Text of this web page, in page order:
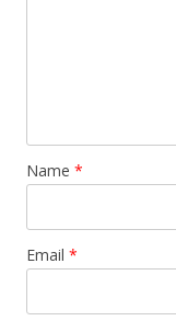
Name *
Email *